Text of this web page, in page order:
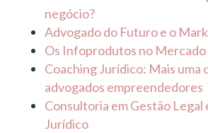
negócio?
Advogado do Futuro e o
Os Infoprodutos no
Coaching Jurídico: Mais uma
advogados empreendedores
Consultoria em Gestão
Jurídico